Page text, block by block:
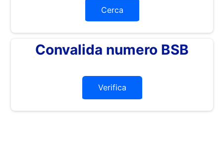
Cerca
Convalida numero BSB
Verifica